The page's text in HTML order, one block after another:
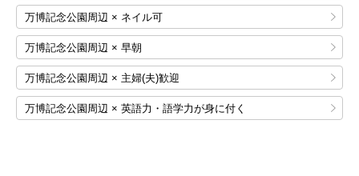
万博記念公園周辺 × ネイル可
万博記念公園周辺 × 早朝
万博記念公園周辺 × 主婦(夫)歓迎
万博記念公園周辺 × 英語力・語学力が身に付く